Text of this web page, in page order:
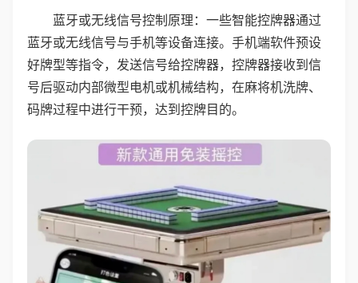
蓝牙或无线信号控制原理：一些智能控牌器通过
蓝牙或无线信号与手机等设备连接。手机端软件预设
好牌型等指令，发送信号给控牌器，控牌器接收到信
号后驱动内部微型电机或机械结构，在麻将机洗牌、
码牌过程中进行干预，达到控牌目的。